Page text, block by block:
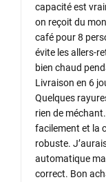
capacité est
on reçoit du
café pour 8
évite les allers-
bien chaud
Livraison en 6
Quelques
rien de
facilement et la
robuste.
automatique
correct. Bon